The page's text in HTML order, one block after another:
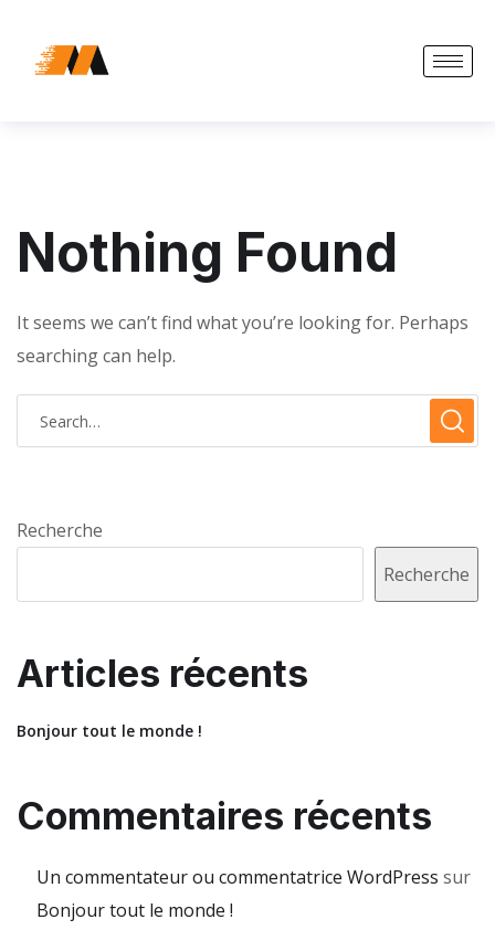
Informatique
Formation
Fondation
Nothing Found
It seems we can’t find what you’re looking for. Perhaps
searching can help.
Recherche
Recherche
Articles récents
Bonjour tout le monde !
Commentaires récents
Un commentateur ou commentatrice WordPress sur
Bonjour tout le monde !